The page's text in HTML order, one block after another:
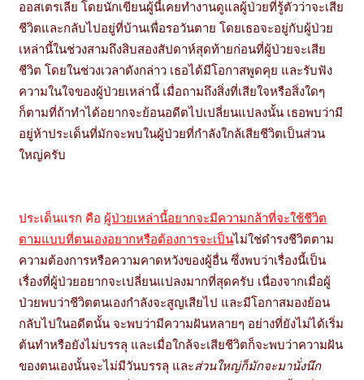
ออสเตรเลีย โดยนักเขียนผู้นี้เคยทำงานดูแลผู้ป่วยที่รู้ตัวว่าจะเสีย
ชีวิตและกลับไปอยู่ที่บ้านเพื่อรอวันตาย โดยเธอจะอยู่กับผู้ป่วย
เหล่านี้ในช่วงสามถึงสิบสองสัปดาห์สุดท้ายก่อนที่ผู้ป่วยจะเสีย
ชีวิต โดยในช่วงเวลาดังกล่าว เธอได้มีโอกาสพูดคุย และรับฟัง
ความในใจของผู้ป่วยเหล่านี้ เมื่อถามถึงสิ่งที่เสียใจหรือสิ่งใดๆ
ก็ตามที่ถ้าทำได้อยากจะย้อนอดีตไปเปลี่ยนแปลงนั้น เธอพบว่ามี
อยู่ห้าประเด็นที่มักจะพบในผู้ป่วยที่กำลังใกล้เสียชีวิตเป็นส่วน
ใหญ่ครับ
ประเด็นแรก คือ ผู้ป่วยเหล่านี้อยากจะมีความกล้าที่จะใช้ชีวิต
ตามแบบที่ตนเองอยากหรือต้องการจะเป็นไม่ใช่ดำรงชีวิตตาม
ความต้องการหรือความคาดหวังของผู้อื่น ซึ่งพบว่าเรื่องนี้เป็น
เรื่องที่ผู้ป่วยอยากจะเปลี่ยนแปลงมากที่สุดครับ เนื่องจากเมื่อผู้
ป่วยพบว่าชีวิตตนเองกำลังจะสูญเสียไป และมีโอกาสมองย้อน
กลับไปในอดีตนั้น จะพบว่ามีความฝันหลายๆ อย่างที่ยังไม่ได้เริ่ม
ต้นทำหรือยังไม่บรรลุ และเมื่อใกล้จะเสียชีวิตก็จะพบว่าความฝัน
ของตนเองนั้นจะไม่มีวันบรรลุ และส่วนใหญ่ก็มักจะมานั่งนึก